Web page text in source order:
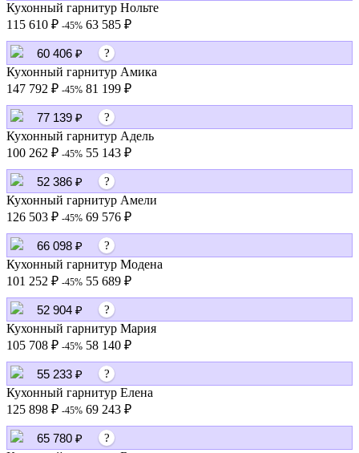
Кухонный гарнитур Нольте
115 610 ₽ -45% 63 585 ₽
60 406 ₽ ?
Кухонный гарнитур Амика
147 792 ₽ -45% 81 199 ₽
77 139 ₽ ?
Кухонный гарнитур Адель
100 262 ₽ -45% 55 143 ₽
52 386 ₽ ?
Кухонный гарнитур Амели
126 503 ₽ -45% 69 576 ₽
66 098 ₽ ?
Кухонный гарнитур Модена
101 252 ₽ -45% 55 689 ₽
52 904 ₽ ?
Кухонный гарнитур Мария
105 708 ₽ -45% 58 140 ₽
55 233 ₽ ?
Кухонный гарнитур Елена
125 898 ₽ -45% 69 243 ₽
65 780 ₽ ?